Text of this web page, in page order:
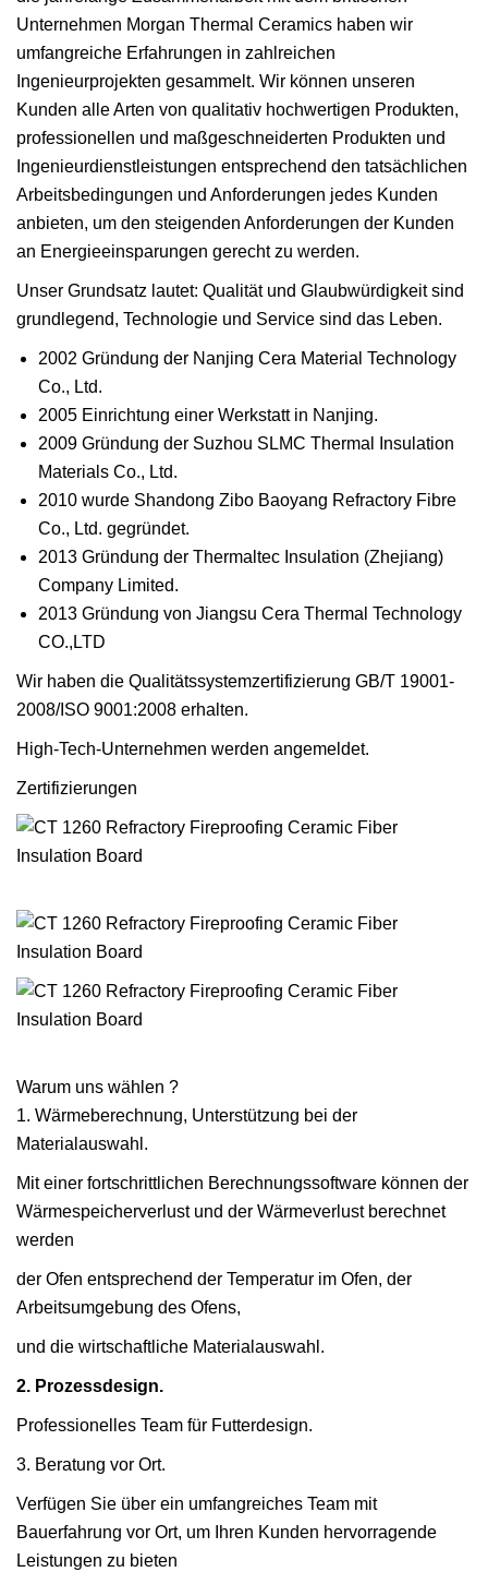
Unternehmen Morgan Thermal Ceramics haben wir
umfangreiche Erfahrungen in zahlreichen
Ingenieurprojekten gesammelt. Wir können unseren
Kunden alle Arten von qualitativ hochwertigen Produkten,
professionellen und maßgeschneiderten Produkten und
Ingenieurdienstleistungen entsprechend den tatsächlichen
Arbeitsbedingungen und Anforderungen jedes Kunden
anbieten, um den steigenden Anforderungen der Kunden
an Energieeinsparungen gerecht zu werden.
Unser Grundsatz lautet: Qualität und Glaubwürdigkeit sind
grundlegend, Technologie und Service sind das Leben.
2002 Gründung der Nanjing Cera Material Technology
Co., Ltd.
2005 Einrichtung einer Werkstatt in Nanjing.
2009 Gründung der Suzhou SLMC Thermal Insulation
Materials Co., Ltd.
2010 wurde Shandong Zibo Baoyang Refractory Fibre
Co., Ltd. gegründet.
2013 Gründung der Thermaltec Insulation (Zhejiang)
Company Limited.
2013 Gründung von Jiangsu Cera Thermal Technology
CO.,LTD
Wir haben die Qualitätssystemzertifizierung GB/T 19001-
2008/ISO 9001:2008 erhalten.
High-Tech-Unternehmen werden angemeldet.
Zertifizierungen
Warum uns wählen ?
1. Wärmeberechnung, Unterstützung bei der
Materialauswahl.
Mit einer fortschrittlichen Berechnungssoftware können der
Wärmespeicherverlust und der Wärmeverlust berechnet
werden
der Ofen entsprechend der Temperatur im Ofen, der
Arbeitsumgebung des Ofens,
und die wirtschaftliche Materialauswahl.
2. Prozessdesign.
Professionelles Team für Futterdesign.
3. Beratung vor Ort.
Verfügen Sie über ein umfangreiches Team mit
Bauerfahrung vor Ort, um Ihren Kunden hervorragende
Leistungen zu bieten